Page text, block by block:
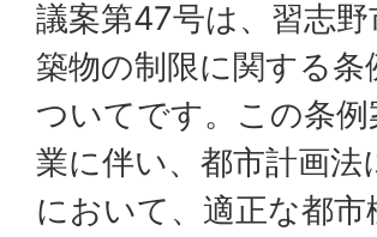
議案第47号は、習志
築物の制限に関する
ついてです。この条
業に伴い、都市計画
において、適正な都